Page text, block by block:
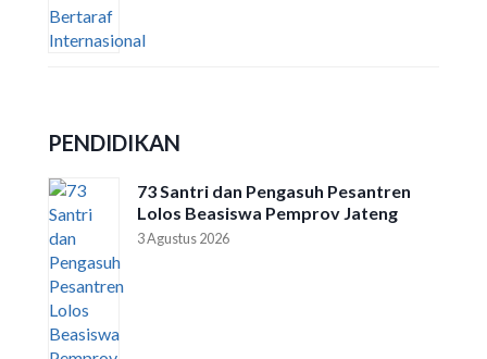
PENDIDIKAN
73 Santri dan Pengasuh Pesantren
Lolos Beasiswa Pemprov Jateng
3 Agustus 2026